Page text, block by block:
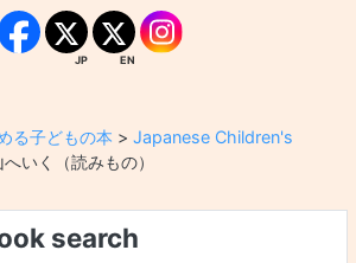
Facebook
JP
JP
EN
EN Instagram
る子どもの本 > Japanese Children's
いく（読みもの）
search